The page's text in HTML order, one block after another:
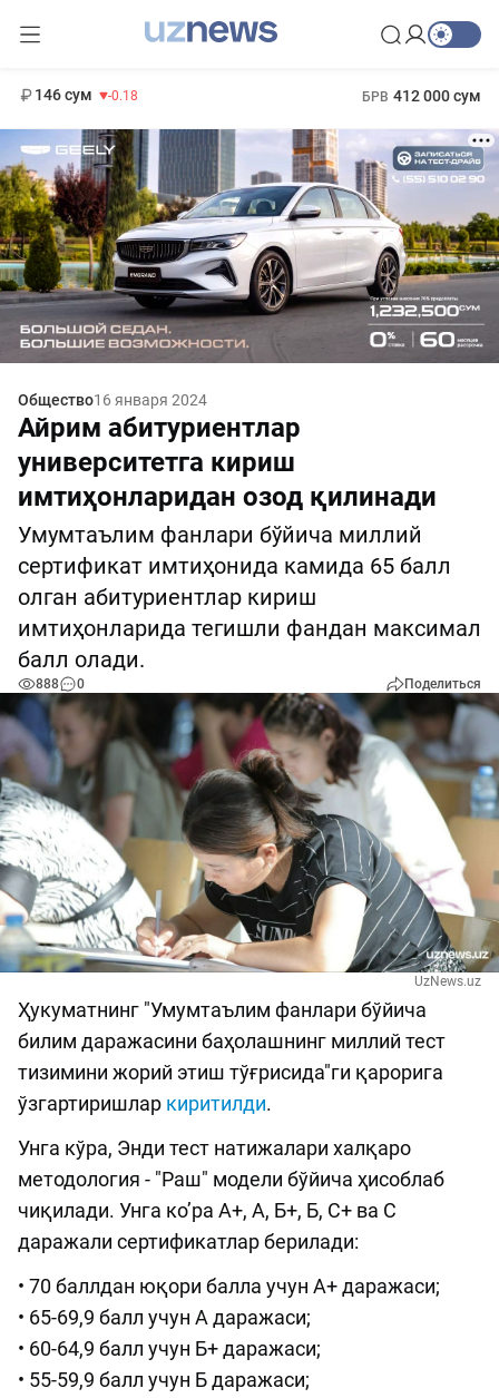
146 сум -0.18 БРВ 412 000 сум
Общество16 января 2024
Айрим абитуриентлар
университетга кириш
имтиҳонларидан озод қилинади
Умумтаълим фанлари бўйича миллий
сертификат имтиҳонида камида 65 балл
олган абитуриентлар кириш
имтиҳонларида тегишли фандан максимал
балл олади.
888 0 Поделиться
UzNews.uz
Ҳукуматнинг "Умумтаълим фанлари бўйича
билим даражасини баҳолашнинг миллий тест
тизимини жорий этиш тўғрисида"ги қарорига
ўзгартиришлар киритилди.
Унга кўра, Энди тест натижалари халқаро
методология - "Раш" модели бўйича ҳисоблаб
чиқилади. Унга коʼра А+, А, Б+, Б, C+ ва C
даражали сертификатлар берилади:
• 70 баллдан юқори балла учун А+ даражаси;
• 65-69,9 балл учун А даражаси;
• 60-64,9 балл учун Б+ даражаси;
• 55-59,9 балл учун Б даражаси;